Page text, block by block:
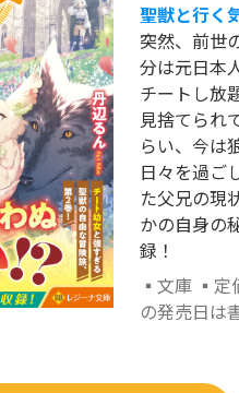
聖獣と行く
突然、前世
分は元日本
チートし放
見捨てられ
らい、今は
日々を過ご
た父兄の現
かの自身の
録！
▪文庫 ▪定
の発売日は